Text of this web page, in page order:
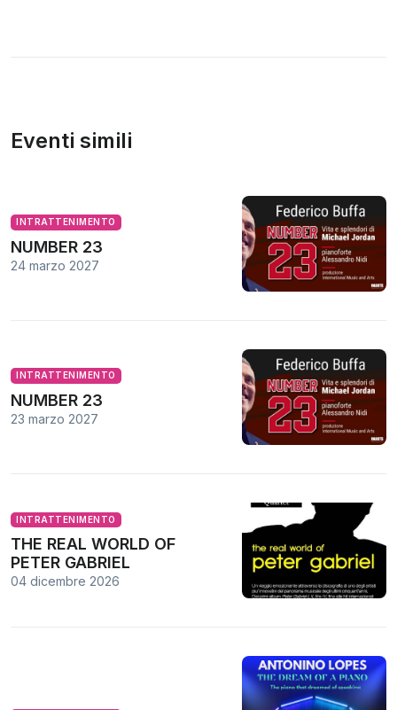
Eventi simili
INTRATTENIMENTO
NUMBER 23
24 marzo 2027
INTRATTENIMENTO
NUMBER 23
23 marzo 2027
INTRATTENIMENTO
THE REAL WORLD OF
PETER GABRIEL
04 dicembre 2026